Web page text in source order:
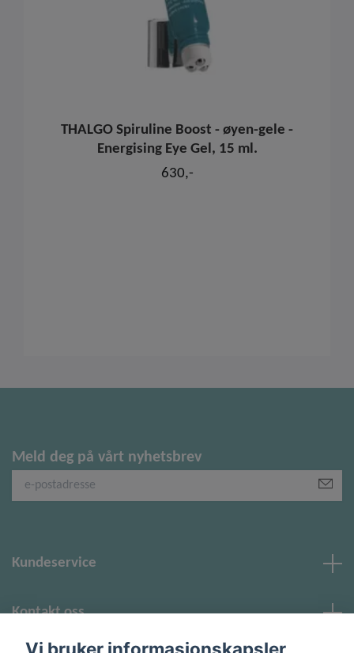
THALGO Spiruline Boost - øyen-gele -
Energising Eye Gel, 15 ml.
630,-
Meld deg på vårt nyhetsbrev
Kundeservice
Kontakt oss